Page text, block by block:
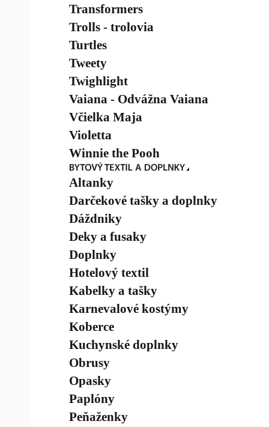
Transformers
Trolls - trolovia
Turtles
Tweety
Twighlight
Vaiana - Odvážna Vaiana
Včielka Maja
Violetta
Winnie the Pooh
Altanky
Darčekové tašky a doplnky
Dáždniky
Deky a fusaky
Doplnky
Hotelový textil
Kabelky a tašky
Karnevalové kostýmy
Koberce
Kuchynské doplnky
Obrusy
Opasky
Paplóny
Peňaženky